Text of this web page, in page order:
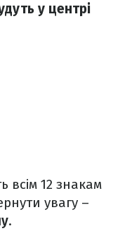
у центрі
всім 12 знакам
увагу –
.